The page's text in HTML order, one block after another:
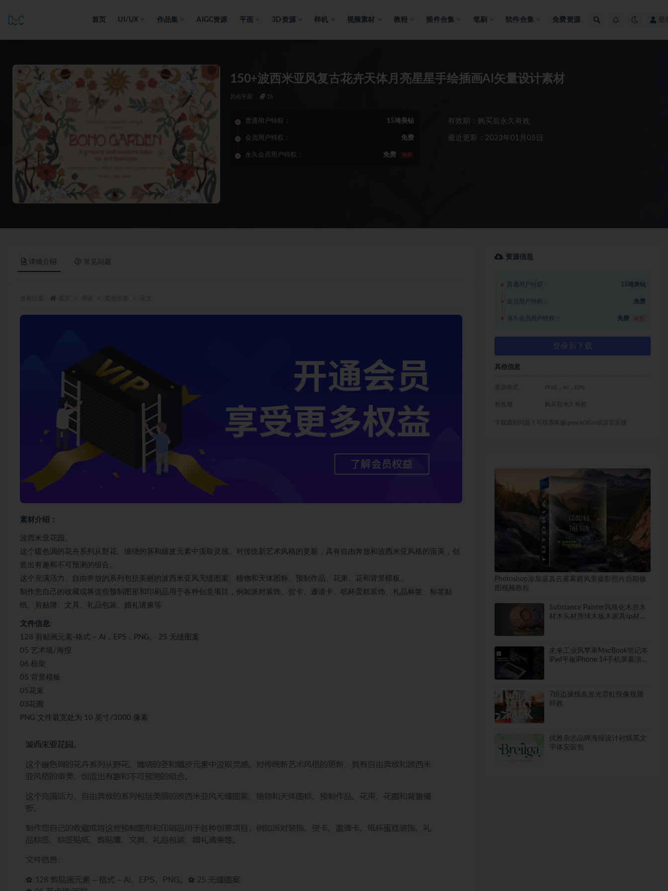
首页 UI/UX 作品集 AIGC资源 平面 3D资源 样机 视频素材 教程 插件合集 笔刷 软件合集 免费资源 登
150+波西米亚风复古花卉天体月亮星星手绘插画AI矢量设计素材
其他平面 15
普通用户特权： 15琦美钻
会员用户特权： 免费
永久会员用户特权： 免费 推荐
有效期：购买后永久有效
最近更新：2023年01月05日
详情介绍 常见问题
素材介绍：
波西米亚花园。
这个暖色调的花卉系列从野花、缠绕的茎和嬉皮元素中汲取灵感。对传统新艺术风格的更新，具有自由奔放和波西米亚风格的亩美，创
造出有趣和不可预测的组合。
这个充满活力、自由奔放的系列包括美丽的波西米亚风无缝图案、植物和天体图标、预制作品、花束、花和背景模板。
制作您自己的收藏或将这些预制图形和印刷品用于各种创意项目，例如派对装饰、贺卡、邀请卡、纸杯蛋糕装饰、礼品标签、标签贴
纸、剪贴簿、文具、礼品包装、婚礼请柬等
文件信息:
128 剪贴画元素-格式 – Ai，EPS，PNG。 25 无缝图案
05 艺术墙/海报
06 框架
05 背景模板
05花束
03花圈
PNG 文件最宽处为 10 英寸/3000 像素
资源信息
普通用户特权： 15琦美钻
会员用户特权： 免费
永久会员用户特权： 免费
登录后下载
其他信息
资源格式 PNG，AI，EPS
有效期 购买后永久有效
下载遇到问题？可联系客服qmsck0824或留言反馈
Photoshop添加逼真云雾雾霾风景摄影照片后期修
图视频教程
Substance Painter风格化木质木
材木头材质球木板木家具sp材质
未来工业风苹果MacBook笔记本
iPad平板iPhone 14手机屏幕演示
7组边缘线条发光霓虹抠像视频
特效
优雅杂志品牌海报设计衬线英文
字体安装包